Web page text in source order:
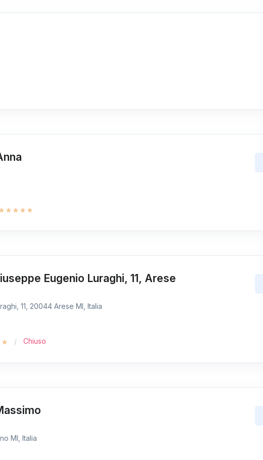
Eugenio Luraghi, 11, Arese
11, 20044 Arese MI, Italia
Chiuso
MI, Italia